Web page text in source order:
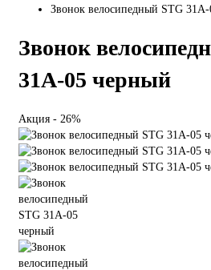
Звонок велосипедный STG
Звонок
31А-05 черный
Акция - 26%